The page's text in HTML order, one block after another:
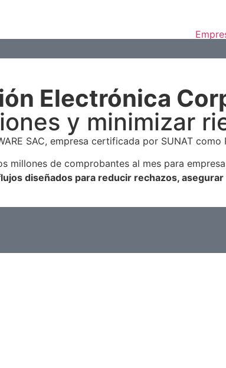
Electrónica
y minimizar
SAC, empresa certificada por SUNAT como
millones de comprobantes al mes para
lujos diseñados para reducir rechazos,